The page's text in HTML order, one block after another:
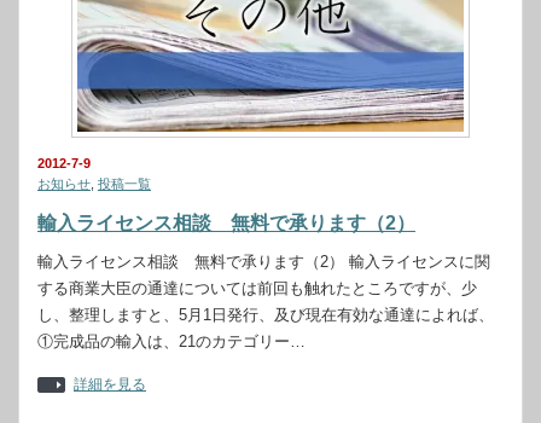
2012-7-9
お知らせ 投稿一覧
輸入ライセンス相談 無料で承ります（2）
輸入ライセンス相談 無料で承ります（2） 輸入ライセンスに関
する商業大臣の通達については前回も触れたところですが、少
し、整理しますと、5月1日発行、及び現在有効な通達によれば、
①完成品の輸入は、21のカテゴリー…
詳細を見る